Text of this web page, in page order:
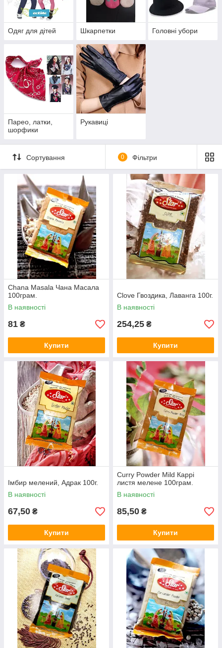
Одяг для дітей Шкарпетки Головні убори
Парео, латки,
шорфики
Рукавиці
Сортування 0 Фільтри
Chana Masala Чана Масала
100грам.
В наявності
81 ₴
Купити
Clove Гвоздика, Лаванга 100г.
В наявності
254,25 ₴
Купити
Імбир мелений, Адрак 100г.
В наявності
67,50 ₴
Купити
Curry Powder Mild Каррі
листя мелене 100грам.
В наявності
85,50 ₴
Купити